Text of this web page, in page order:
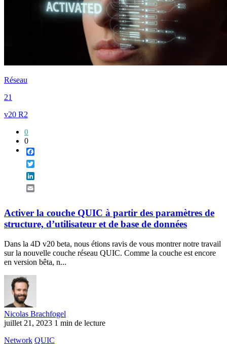
Réseau
21
v20 R2
0
0
Activer la couche QUIC à partir des paramètres de
structure, d’utilisateur et de base de données
Dans la 4D v20 beta, nous étions ravis de vous montrer notre travail
sur la nouvelle couche réseau QUIC. Comme la couche est encore
en version bêta, n...
Nicolas Brachfogel
juillet 21, 2023 1 min de lecture
Network QUIC